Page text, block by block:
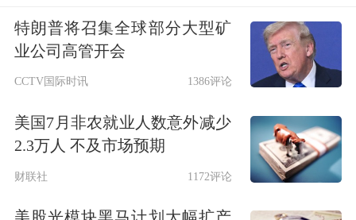
长，总规模达到1.51万亿美元。
5月全球半导体销售额同比增幅扩大，
气度，通信工具类CPI同比涨幅扩大至
6.6%。招商证券指出，当前半导体涨价
特朗普将召集全球部分大型矿
业公司高管开会
CCTV国际时讯 1386评论
美国7月非农就业人数意外减少
2.3万人 不及市场预期
财联社 1172评论